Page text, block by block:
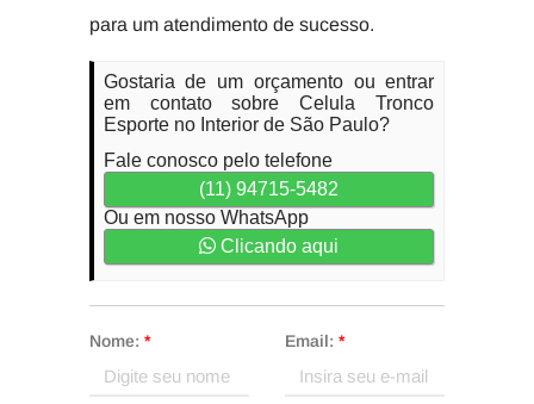
para um atendimento de sucesso.
Gostaria de um orçamento ou entrar
em contato sobre Celula Tronco
Esporte no Interior de São Paulo?
Fale conosco pelo telefone
(11) 94715-5482
Ou em nosso WhatsApp
Clicando aqui
Nome: * Email: *